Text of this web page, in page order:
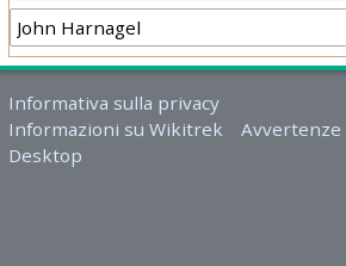
Informativa sulla privacy
Informazioni su Wikitrek
Avvertenze
Desktop